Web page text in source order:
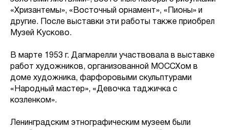
«Хризантемы», «Восточный орнамент», «Пионы» и
другие. После выставки эти работы также приобрел
Музей Кусково.
В марте 1953 г. Дагмарелли участвовала в выставке
работ художников, организованной МОССХом в
доме художника, фарфоровыми скульптурами
«Народный мастер», «Девочка таджичка с
козленком».
Ленинградским этнографическим музеем были